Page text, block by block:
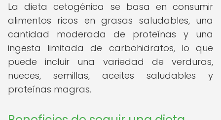
La dieta cetogénica se basa en consumir
alimentos ricos en grasas saludables, una
cantidad moderada de proteínas y una
ingesta limitada de carbohidratos, lo que
puede incluir una variedad de verduras,
nueces, semillas, aceites saludables y
proteínas magras.